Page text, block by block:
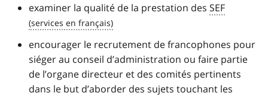
examiner la qualité de la prestation des SEF
encourager le recrutement de francophones pour
siéger au conseil d’administration ou faire partie
de l’organe directeur et des comités pertinents
dans le but d’aborder des sujets touchant les